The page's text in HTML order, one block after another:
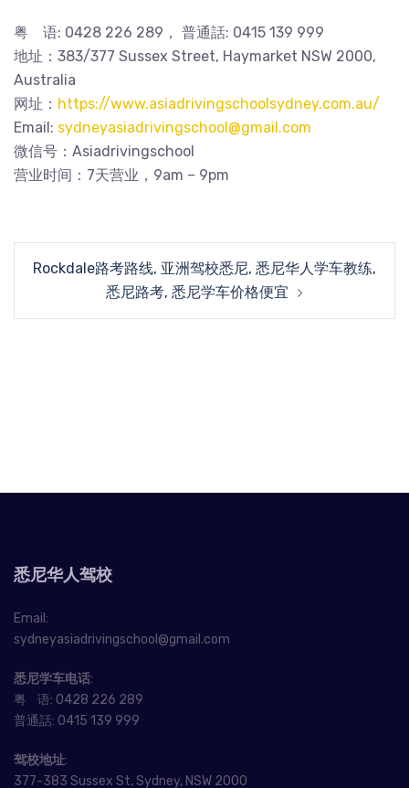
粤 语: 0428 226 289， 普通話: 0415 139 999
地址：383/377 Sussex Street, Haymarket NSW 2000,
Australia
网址： https://www.asiadrivingschoolsydney.com.au/
Email: sydneyasiadrivingschool@gmail.com
微信号：Asiadrivingschool
营业时间：7天营业，9am – 9pm
navigation
Rockdale路考路线, 亚洲驾校悉尼, 悉尼华人学车教练,
悉尼路考, 悉尼学车价格便宜
悉尼华人驾校
Email:
sydneyasiadrivingschool@gmail.com
悉尼学车电话:
粤 语: 0428 226 289
普通話: 0415 139 999
驾校地址:
377-383 Sussex St, Sydney, NSW 2000